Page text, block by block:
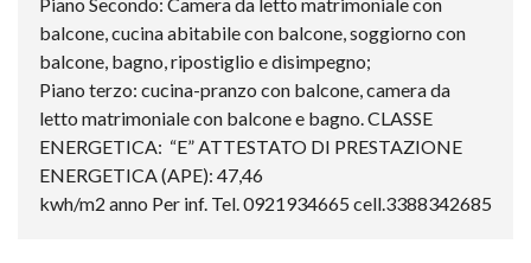
balcone, cucina abitabile con balcone, soggiorno con
balcone, bagno, ripostiglio e disimpegno;
Piano terzo: cucina-pranzo con balcone, camera da
letto matrimoniale con balcone e bagno. CLASSE
ENERGETICA: “E” ATTESTATO DI PRESTAZIONE
ENERGETICA (APE): 47,46
kwh/m2 anno Per inf. Tel. 0921934665 cell.3388342685